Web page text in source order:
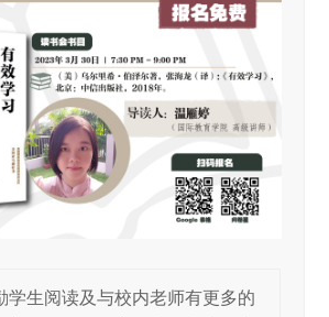
学生阅读及与校内老师有更多的